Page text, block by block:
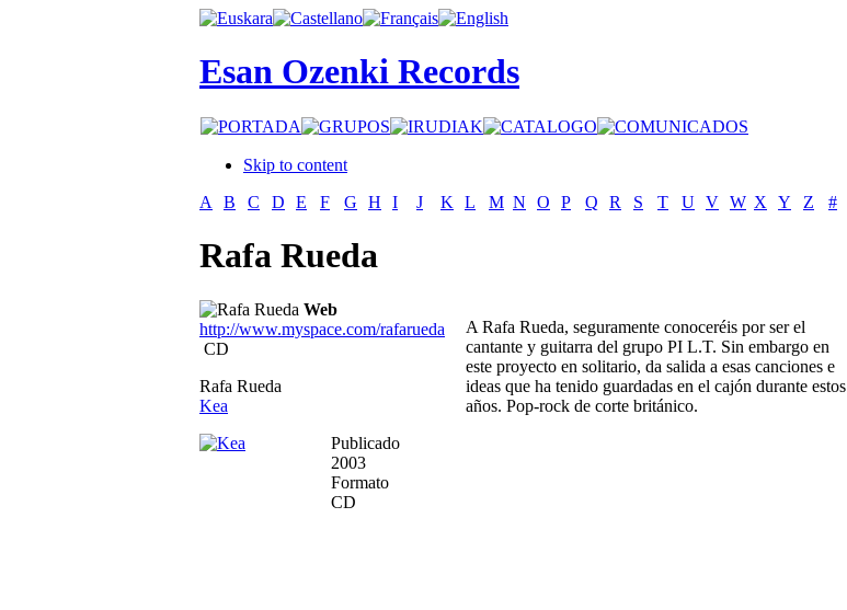
Esan Ozenki Records
Skip to content
A
B C D E F G H I J K L M N O P Q R S T U V W X Y Z #
Rafa Rueda
Web
http://www.myspace.com/rafarueda
CD
Rafa Rueda
Kea
Publicado
2003
Formato
CD
A Rafa Rueda, seguramente conoceréis por ser el
cantante y guitarra del grupo PI L.T. Sin embargo en
este proyecto en solitario, da salida a esas canciones e
ideas que ha tenido guardadas en el cajón durante estos
años. Pop-rock de corte británico.